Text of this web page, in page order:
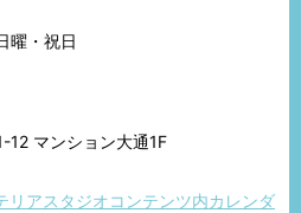
曜・祝日
12 マンション大通1F
リアスタジオコンテンツ内カレンダ